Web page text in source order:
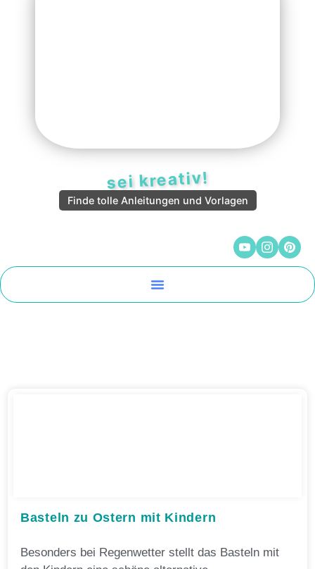
sei kreativ!
Finde tolle Anleitungen und Vorlagen
Basteln zu Ostern mit Kindern
Besonders bei Regenwetter stellt das Basteln mit